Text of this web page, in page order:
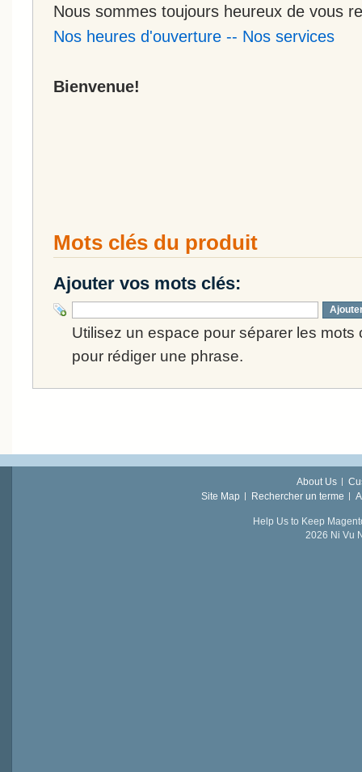
Nous sommes toujours heureux de vous
Nos heures d'ouverture -- Nos services
Bienvenue!
Mots clés du produit
Ajouter vos mots clés:
Utilisez un espace pour séparer les mots
pour rédiger une phrase.
About Us
Site Map
Rechercher un terme
Help Us to Keep
2026 Ni Vu